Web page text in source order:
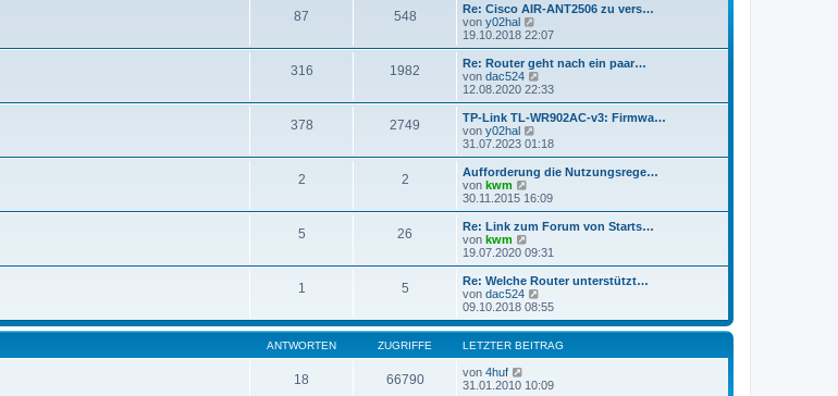
87 548
Re: Cisco AIR-ANT2506 zu vers…
von y02hal
e
u
e
s
t
r
B
e
i
r
g
19.10.2018 22:07
316 1982
Re: Router geht nach ein paar…
von dac524
e
u
e
t
B
e
i
r
g
12.08.2020 22:33
378 2749
TP-Link TL-WR902AC-v3: Firmwa…
von y02hal
e
u
e
s
t
B
e
i
r
a
g
31.07.2023 01:18
2 2
Aufforderung die Nutzungsrege…
von kwm
e
u
e
t
r
B
e
i
t
r
a
30.11.2015 16:09
5 26
Re: Link zum Forum von Starts…
von kwm
e
u
e
s
t
r
B
e
t
19.07.2020 09:31
1 5
Re: Welche Router unterstützt…
von dac524
e
u
e
s
t
r
09.10.2018 08:55
ANTWORTEN ZUGRIFFE LETZTER BEITRAG
18 66790 von 4huf
31.01.2010 10:09